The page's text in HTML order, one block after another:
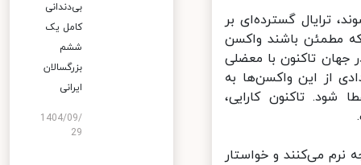
گسترده‌ای بر
مطمئن باشند واکسن
تاکنون با معضلی
از این واکسن‌ها به
تاکنون کارایی،
می‌کنند و خواستار
بی‌دندانی
کامل یک
ششم
بزرگسالان
ایرانی
1404/09/
29